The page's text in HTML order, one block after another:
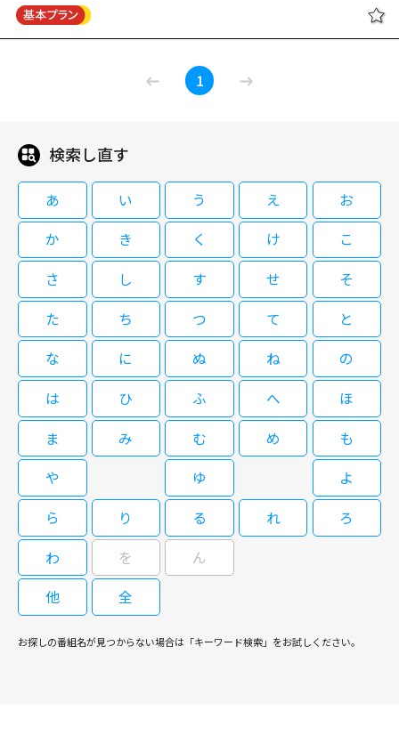
08/24(月)19:15～20:55
ミナミの帝王シリーズ。 ミナミの金貸し・萬田銀次郎はかつての命の恩
人・晴美と偶然再会する。銀次郎がけんかに明け暮れていた17歳のころ、
08/31(月)19:25～20:55
千原ジュニアが大阪ミナミの高利貸し・萬田銀次郎をクールに演じる、新生
ミナミの帝王シリーズ。 資産家の矢崎が元ホステス・かほりにほれ込み、
余命2年だとだまして結婚。同じ頃、ミナミでは東京から来た闇金業者によ
る詐欺トラブルが多発しおり、銀次郎が動き出す。一方、喫茶店「エリエー
ト」で働く星野千草は夫のDVに苦しんでいた。
新・ミナミの帝王3 仕掛けられた罠
（千原ジュニア主演）
09/02(水)19:00～20:55
銀次郎の弟分・竜一はホステスとして働く韓国人女性・ユリムと恋に落ち、
デートを重ねる仲に。ユリムが店の経営を助けるために資金を用立てしてい
ることを知った竜一は、銀次郎から集金を頼まれた客の返済金に手を付けて
しまう。
松本清張スペシャル 地方紙を買う
女（主演・内田有紀）
08/14(金)10:30～12:30
出演：内田有紀／国分佐智子／千原ジュニア 地方紙をテーマに繰り広げら
れる松本清張の傑作サスペンス
閉じる
1
検索し直す
あ い う え
お
か
き く け
こ
さ
し す せ
そ
た
ち つ て
と
な
に ぬ ね
の
は
ひ ふ へ
ほ
ま
み む め
も
や
ゆ
よ
ら
り る れ
ろ
わ
を
ん
他
全
お探しの番組名が見つからない場合は「キーワード検索」をお試しください。